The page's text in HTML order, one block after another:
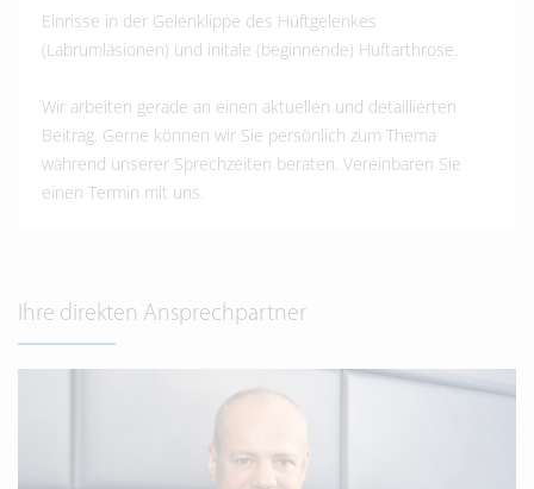
Einrisse in der Gelenklippe des Hüftgelenkes
(Labrumläsionen) und initale (beginnende) Hüftarthrose.
Wir arbeiten gerade an einen aktuellen und detaillierten
Beitrag. Gerne können wir Sie persönlich zum Thema
während unserer Sprechzeiten beraten. Vereinbaren Sie
einen Termin mit uns.
Ihre direkten Ansprechpartner